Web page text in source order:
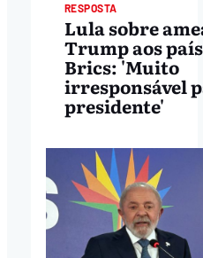
RESPOSTA
Lula sobre
Trump aos
Brics: 'Muito
irresponsável
presidente'